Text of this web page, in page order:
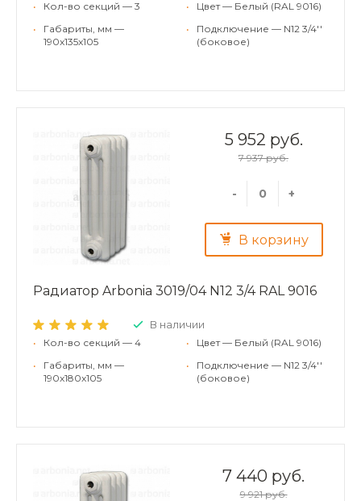
•
Кол-во секций — 3
•
Габариты, мм —
190x135x105
•
Цвет — Белый (RAL 9016)
•
Подключение — N12 3/4''
(боковое)
5 952 руб.
7 937 руб.
- +
В корзину
Радиатор Arbonia 3019/04 N12 3/4 RAL 9016
В наличии
•
Кол-во секций — 4
•
Габариты, мм —
190x180x105
•
Цвет — Белый (RAL 9016)
•
Подключение — N12 3/4''
(боковое)
7 440 руб.
9 921 руб.